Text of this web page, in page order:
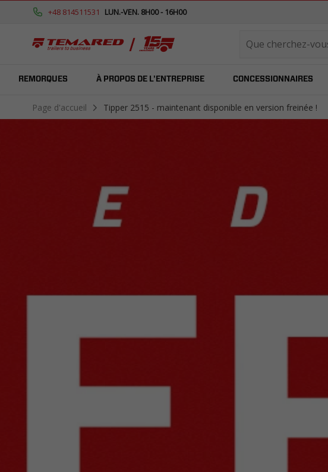
+48 814511531 LUN.-VEN. 8H00 - 16H00
REMORQUES À PROPOS DE L'ENTREPRISE CONCESSIONNAIRES
Page d'accueil Tipper 2515 - maintenant disponible en version freinée !